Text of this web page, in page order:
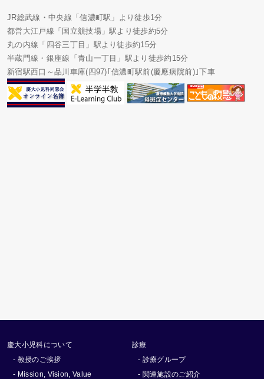
JR総武線・中央線「信濃町駅」より徒歩1分
都営大江戸線「国立競技場」駅より徒歩約5分
丸の内線「四谷三丁目」駅より徒歩約15分
半蔵門線・銀座線「青山一丁目」駅より徒歩約15分
新宿駅西口～品川車庫(四97)｢信濃町駅前(慶應病院前)｣下車
慶大小児科について
- 教授のご挨拶
- Mission, Vision, Value
診療
- 診療グループ
- 関連施設のご紹介